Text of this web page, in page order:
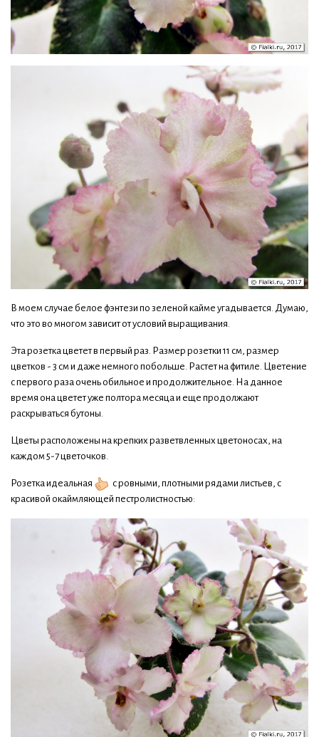
В моем случае белое фэнтези по зеленой кайме угадывается. Думаю,
что это во многом зависит от условий выращивания.
Эта розетка цветет в первый раз. Размер розетки 11 см, размер
цветков - 3 см и даже немного побольше. Растет на фитиле. Цветение
с первого раза очень обильное и продолжительное. На данное
время она цветет уже полтора месяца и еще продолжают
раскрываться бутоны.
Цветы расположены на крепких разветвленных цветоносах, на
каждом 5-7 цветочков.
Розетка идеальная
с ровными, плотными рядами листьев, с
красивой окаймляющей пестролистностью: